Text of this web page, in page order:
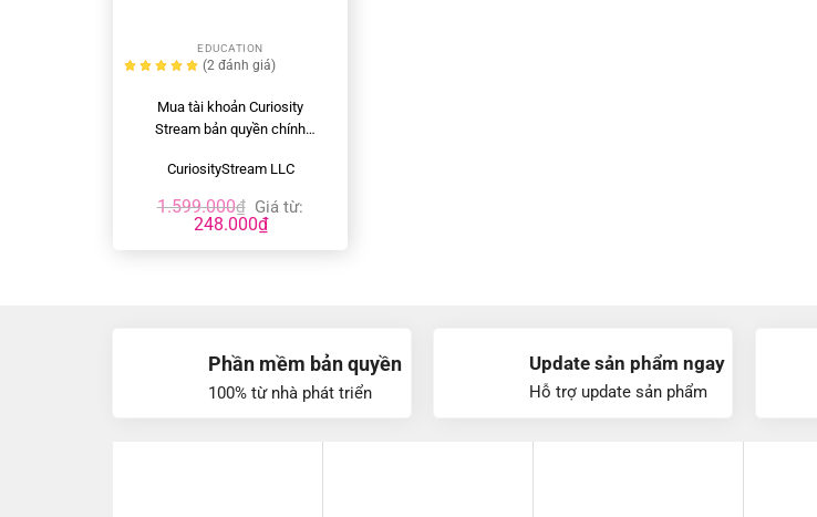
EDUCATION
(2 đánh giá)
Mua tài khoản Curiosity
Stream bản quyền chính
CuriosityStream LLC
1.599.000₫ Giá từ:
248.000₫
Phần mềm bản quyền
100% từ nhà phát triển
Update sản phẩm ngay
Hỗ trợ update sản phẩm